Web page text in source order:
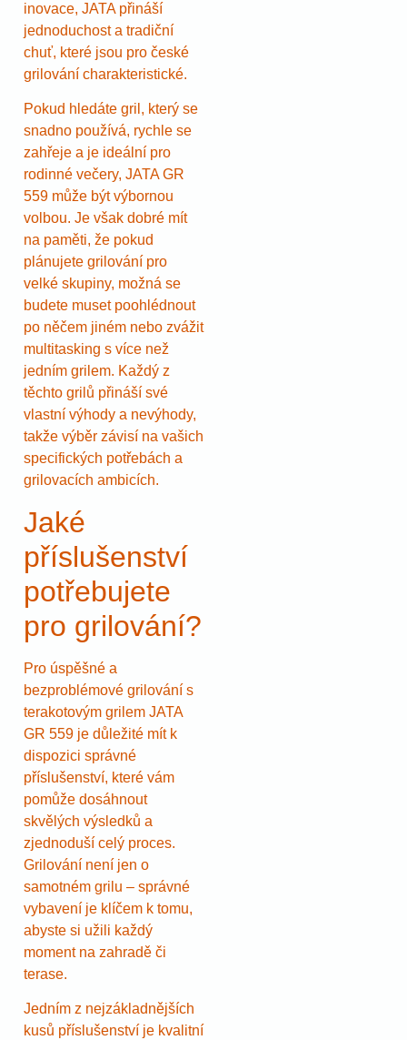
inovace, JATA přináší
jednoduchost a tradiční
chuť, které jsou pro české
grilování charakteristické.
Pokud hledáte gril, který se
snadno používá, rychle se
zahřeje a je ideální pro
rodinné večery, JATA GR
559 může být výbornou
volbou. Je však dobré mít
na paměti, že pokud
plánujete grilování pro
velké skupiny, možná se
budete muset poohlédnout
po něčem jiném nebo zvážit
multitasking s více než
jedním grilem. Každý z
těchto grilů přináší své
vlastní výhody a nevýhody,
takže výběr závisí na vašich
specifických potřebách a
grilovacích ambicích.
Jaké
příslušenství
potřebujete
pro grilování?
Pro úspěšné a
bezproblémové grilování s
terakotovým grilem JATA
GR 559 je důležité mít k
dispozici správné
příslušenství, které vám
pomůže dosáhnout
skvělých výsledků a
zjednoduší celý proces.
Grilování není jen o
samotném grilu – správné
vybavení je klíčem k tomu,
abyste si užili každý
moment na zahradě či
terase.
Jedním z nejzákladnějších
kusů příslušenství je kvalitní